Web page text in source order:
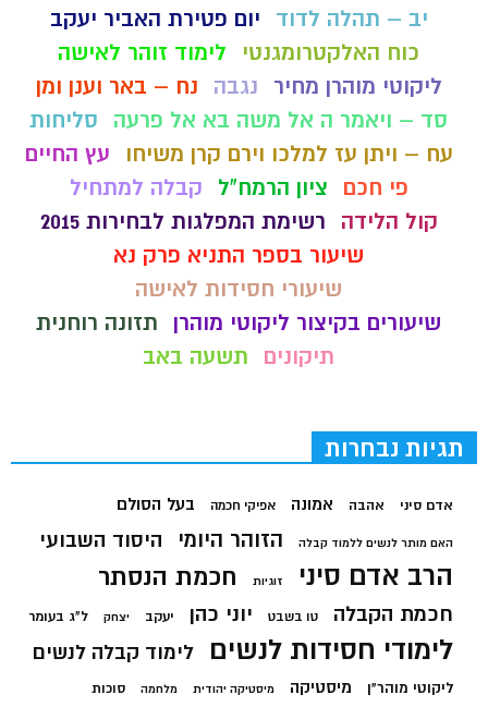
יב – תהלה לדוד
יום פטירת האביר יעקב
כוח האלקטרומגנטי
לימוד זוהר לאישה
ליקוטי מוהרן מחיר
נגבה
נח – באר וענן ומן
סד – ויאמר ה אל משה בא אל פרעה
סליחות
עח – ויתן עז למלכו וירם קרן משיחו
עץ החיים
פי חכם
ציון הרמח"ל
קבלה למתחיל
קול הלידה
רשימת המפלגות לבחירות 2015
שיעור בספר התניא פרק נא
שיעורי חסידות לאישה
שיעורים בקיצור ליקוטי מוהרן
תזונה רוחנית
תיקונים
תשעה באב
תגיות נבחרות
אדם סיני אהבה אמונה אפיקי חכמה בעל הסולם
האם מותר לנשים ללמוד קבלה הזוהר היומי היסוד השבועי
הרב אדם סיני זוגיות חכמת הנסתר
חכמת הקבלה טו בשבט יוני כהן יעקב יצחק ל"ג בעומר
לימודי חסידות לנשים לימוד קבלה לנשים
ליקוטי מוהר"ן מיסטיקה מיסטיקה יהודית מלחמה סוכות